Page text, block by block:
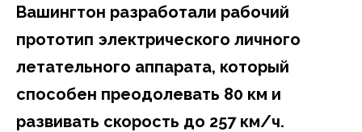
Вашингтон разработали рабочий
прототип электрического личного
летательного аппарата, который
способен преодолевать 80 км и
развивать скорость до 257 км/ч.